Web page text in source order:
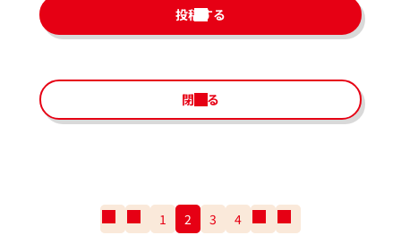
投稿する
閉じる
番
の
1 2 3 4
の
番